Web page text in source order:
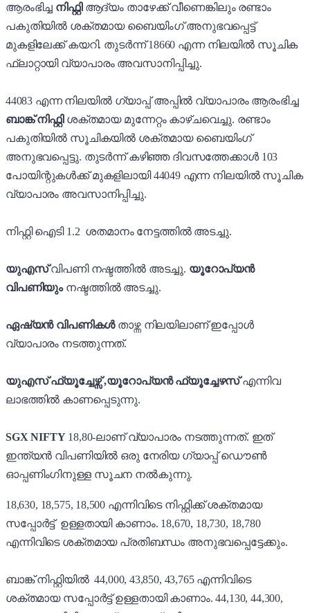
ആരംഭിച്ച നിഫ്റ്റി ആദ്യം താഴേക്ക് വീണെങ്കിലും രണ്ടാം
പകുതിയിൽ ശക്തമായ ബൈയിംഗ് അനുഭവപ്പെട്ട്
മുകളിലേക്ക് കയറി. തുടർന്ന് 18660 എന്ന നിലയിൽ സൂചിക
ഫ്ലാറ്റായി വ്യാപാരം അവസാനിപ്പിച്ചു.
44083 എന്ന നിലയിൽ ഗ്യാപ്പ് അപ്പിൽ വ്യാപാരം ആരംഭിച്ച
ബാങ്ക് നിഫ്റ്റി ശക്തമായ മുന്നേറ്റം കാഴ്ചവെച്ചു. രണ്ടാം
പകുതിയിൽ സൂചികയിൽ ശക്തമായ ബൈയിംഗ്
അനുഭവപ്പെട്ടു. തുടർന്ന് കഴിഞ്ഞ ദിവസത്തേക്കാൾ 103
പോയിന്റുകൾക്ക് മുകളിലായി 44049 എന്ന നിലയിൽ സൂചിക
വ്യാപാരം അവസാനിപ്പിച്ചു.
നിഫ്റ്റി ഐടി 1.2 ശതമാനം നേട്ടത്തിൽ അടച്ചു.
യുഎസ്വിപണി നഷ്ടത്തിൽ അടച്ചു. യൂറോപ്യൻ
വിപണിയും നഷ്ടത്തിൽ അടച്ചു.
ഏഷ്യൻ വിപണികൾ താഴ്ന്ന നിലയിലാണ് ഇപ്പോൾ
വ്യാപാരം നടത്തുന്നത്.
യുഎസ് ഫ്യൂച്ചേഴ്സ് ,യൂറോപ്യൻ ഫ്യൂച്ചേഴസ്എന്നിവ
ലാഭത്തിൽ കാണപ്പെടുന്നു.
SGX NIFTY18,80-ലാണ് വ്യാപാരം നടത്തുന്നത്. ഇത്
ഇന്ത്യൻ വിപണിയിൽ ഒരു നേരിയ ഗ്യാപ്പ് ഡൌൺ
ഓപ്പണിംഗിനുള്ള സൂചന നൽകുന്നു.
18,630, 18,575, 18,500 എന്നിവിടെ നിഫ്റ്റിക്ക് ശക്തമായ
സപ്പോർട്ട് ഉള്ളതായി കാണാം. 18,670, 18,730, 18,780
എന്നിവിടെ ശക്തമായ പ്രതിബന്ധം അനുഭവപ്പെട്ടേക്കും.
ബാങ്ക് നിഫ്റ്റിയിൽ 44,000, 43,850, 43,765 എന്നിവിടെ
ശക്തമായ സപ്പോർട്ട് ഉള്ളതായി കാണാം. 44,130, 44,300,